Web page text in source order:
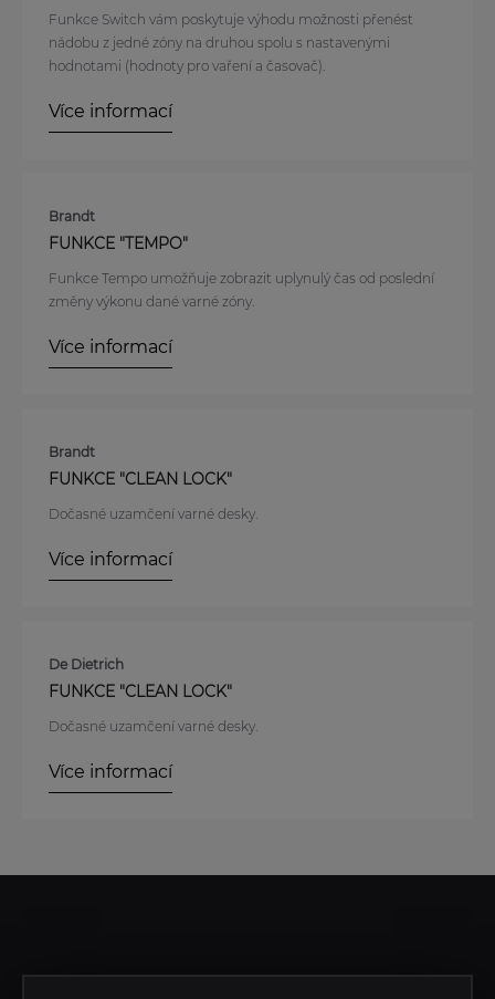
Funkce Switch vám poskytuje výhodu možnosti přenést
nádobu z jedné zóny na druhou spolu s nastavenými
hodnotami (hodnoty pro vaření a časovač).
Více informací
Brandt
FUNKCE "TEMPO"
Funkce Tempo umožňuje zobrazit uplynulý čas od poslední
změny výkonu dané varné zóny.
Více informací
Brandt
FUNKCE "CLEAN LOCK"
Dočasné uzamčení varné desky.
Více informací
De Dietrich
FUNKCE "CLEAN LOCK"
Dočasné uzamčení varné desky.
Více informací